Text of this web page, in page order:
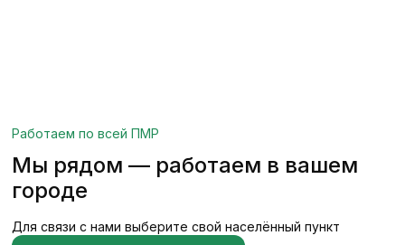
Работаем по всей ПМР
Мы рядом — работаем в вашем
городе
Для связи с нами выберите свой населённый пункт